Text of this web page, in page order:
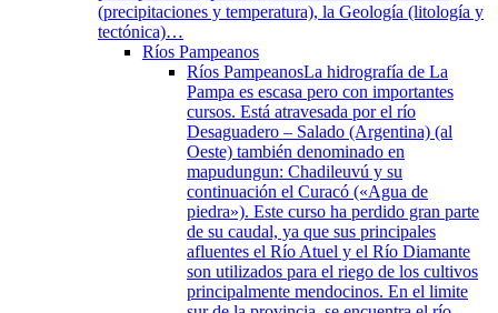
(precipitaciones y temperatura), la Geología (litología y
tectónica)…
Ríos Pampeanos
Ríos PampeanosLa hidrografía de La
Pampa es escasa pero con importantes
cursos. Está atravesada por el río
Desaguadero – Salado (Argentina) (al
Oeste) también denominado en
mapudungun: Chadileuvú y su
continuación el Curacó («Agua de
piedra»). Este curso ha perdido gran parte
de su caudal, ya que sus principales
afluentes el Río Atuel y el Río Diamante
son utilizados para el riego de los cultivos
principalmente mendocinos. En el limite